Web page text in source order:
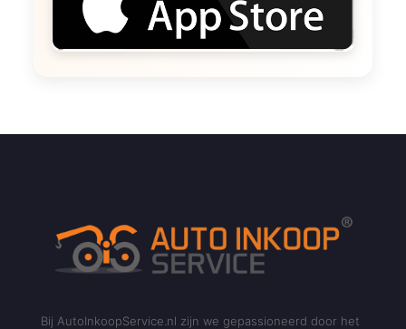
Bij AutoInkoopService.nl zijn we gepassioneerd door het